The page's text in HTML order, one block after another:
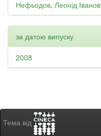
Нефьодов, Леонід
за датою випуску
2008
Тема від